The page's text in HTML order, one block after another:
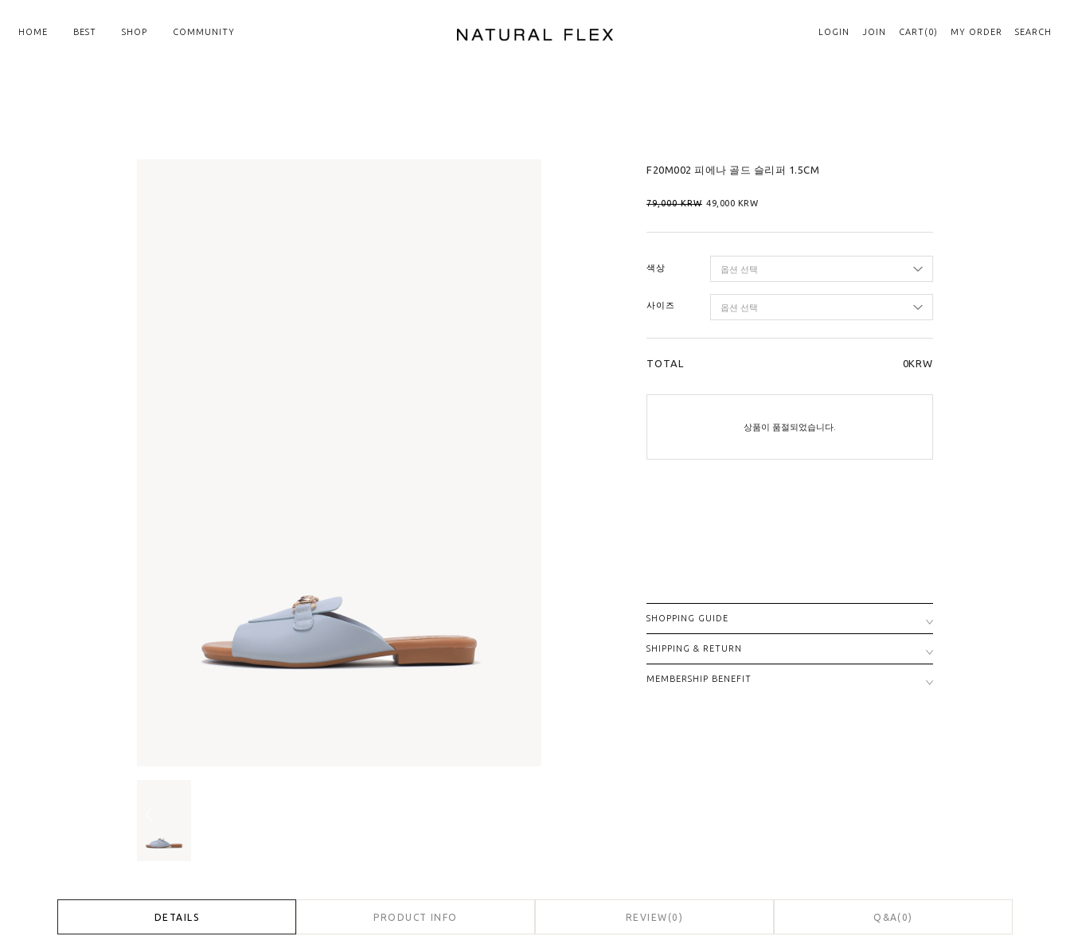
LOGIN JOIN CART(0) MY ORDER SEARCH
HOME BEST SHOP COMMUNITY
F20M002 피에나 골드 슬리퍼 1.5CM
79,000KRW 49,000 KRW
색상
사이즈
TOTAL 0KRW
상품이 품절되었습니다.
SHOPPING GUIDE
SHIPPING & RETURN
MEMBERSHIP BENEFIT
DETAILS PRODUCT INFO REVIEW (0 ) Q&A(0)